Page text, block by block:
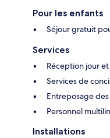
Pour les enfants
Séjour gratuit
Services
Réception jour
Services de
Entreposage
Personnel
Installations